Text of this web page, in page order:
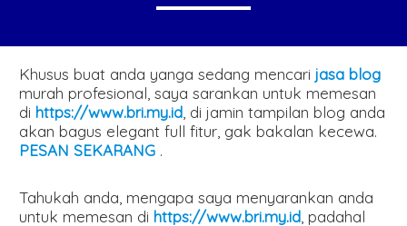
Khusus buat anda yanga sedang mencarijasa blog
murah profesional, saya sarankan untuk memesan
dihttps://www.bri.my.id , di jamin tampilan blog anda
akan bagus elegant full fitur, gak bakalan kecewa.
PESAN SEKARANG .
Tahukah anda, mengapa saya menyarankan anda
untuk memesan dihttps://www.bri.my.id , padahal